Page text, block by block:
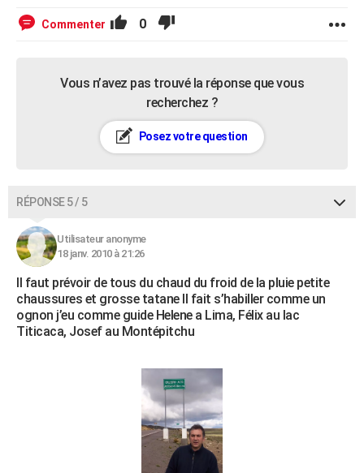
Commenter 0
Vous n’avez pas trouvé la réponse que vous
recherchez ?
Posez votre question
RÉPONSE 5 / 5
Utilisateur anonyme
18 janv. 2010 à 21:26
Il faut prévoir de tous du chaud du froid de la pluie petite
chaussures et grosse tatane Il fait s’habiller comme un
ognon j’eu comme guide Helene a Lima, Félix au lac
Titicaca, Josef au Montépitchu